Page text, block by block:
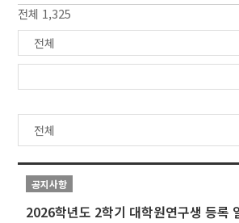
전체 1,325
공지사항
2026학년도 2학기 대학원연구생 등록